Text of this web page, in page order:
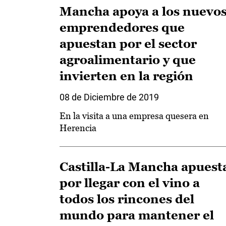
Mancha apoya a los
emprendedores que
apuestan por el sector
agroalimentario y que
invierten en la región
08 de Diciembre de 2019
En la visita a una empresa quesera en
Herencia
Castilla-La Mancha
por llegar con el vino a
todos los rincones del
mundo para mantener el